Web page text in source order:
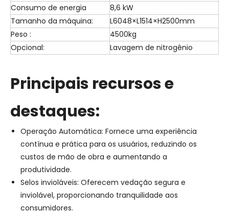
Consumo de energia
8,6 kW
Tamanho da máquina:
L6048×L1514×H2500mm
Peso :
4500kg
Opcional:
Lavagem de nitrogênio
Principais recursos e
destaques:
Operação Automática: Fornece uma experiência
contínua e prática para os usuários, reduzindo os
custos de mão de obra e aumentando a
produtividade.
Selos invioláveis: Oferecem vedação segura e
inviolável, proporcionando tranquilidade aos
consumidores.